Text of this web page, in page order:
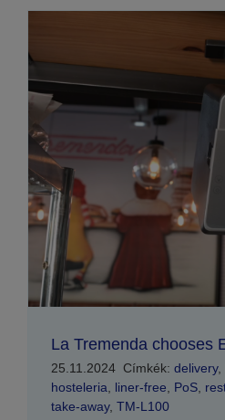
La Tremenda chooses
25.11.2024 Címkék: delivery,
hosteleria, liner-free, PoS,
take-away, TM-L100